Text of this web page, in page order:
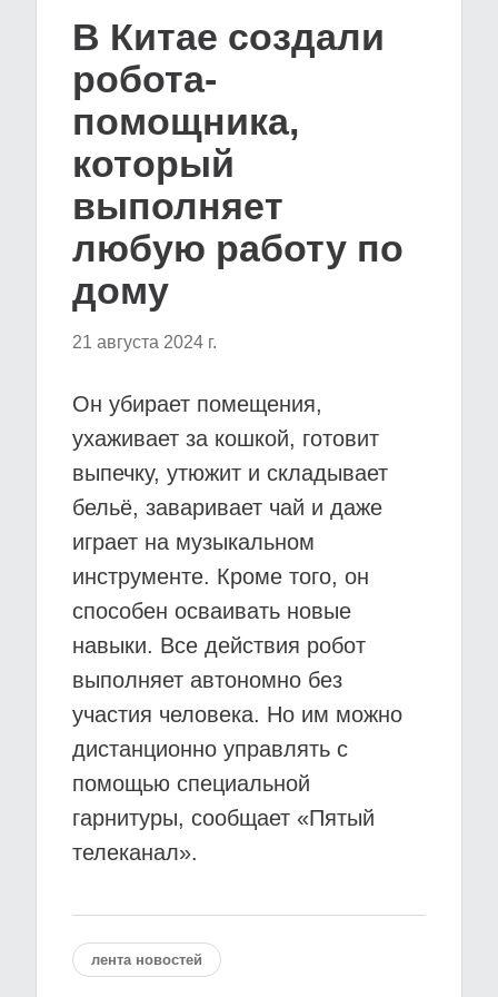
В Китае создали
робота-
помощника,
который
выполняет
любую работу по
дому
21 августа 2024 г.
Он убирает помещения,
ухаживает за кошкой, готовит
выпечку, утюжит и складывает
бельё, заваривает чай и даже
играет на музыкальном
инструменте. Кроме того, он
способен осваивать новые
навыки. Все действия робот
выполняет автономно без
участия человека. Но им можно
дистанционно управлять с
помощью специальной
гарнитуры, сообщает «Пятый
телеканал».
лента новостей